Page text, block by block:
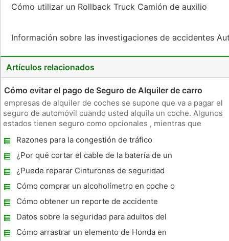
Cómo utilizar un Rollback Truck Camión de auxilio
Información sobre las investigaciones de accidentes
Artículos relacionados
Cómo evitar el pago de Seguro de Alquiler de carro
empresas de alquiler de coches se supone que va a pagar el
seguro de automóvil cuando usted alquila un coche. Algunos
estados tienen seguro como opcionales , mientras que
alquiler de coches se carga más allá de la tarifa anunciada . Es
un g
Razones para la congestión de tráfico
¿Por qué cortar el cable de la batería de un
coche destrozado ?
¿Puede reparar Cinturones de seguridad
soplado ?
Cómo comprar un alcoholímetro en coche o
de bloqueo de encendido
Cómo obtener un reporte de accidente
Indiana
Datos sobre la seguridad para adultos del
cinturón de seguridad
Cómo arrastrar un elemento de Honda en